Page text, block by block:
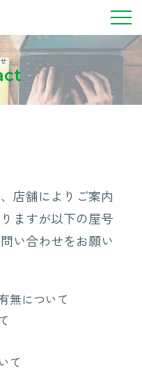
店舗によりご案内
ますが以下の屋号
い合わせをお願い
無について
て